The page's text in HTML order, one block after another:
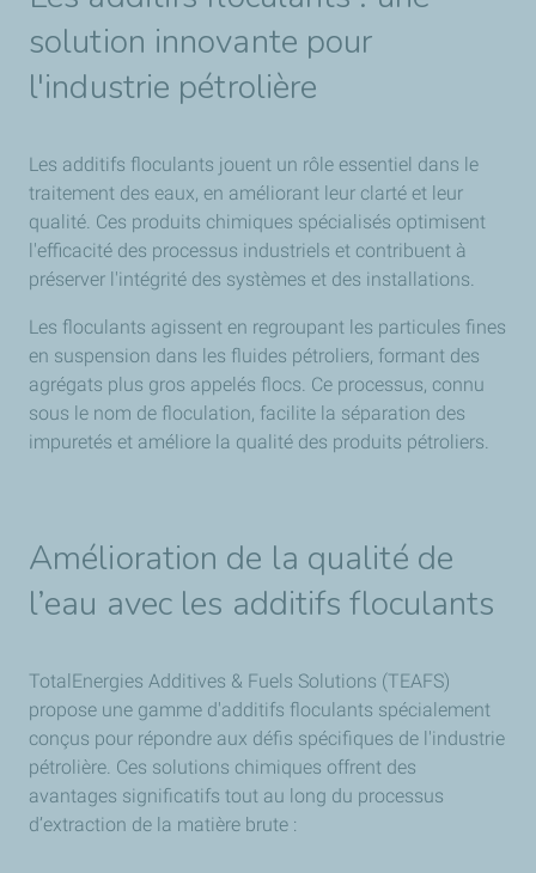
solution innovante pour
l'industrie pétrolière
Les additifs floculants jouent un rôle essentiel dans le
traitement des eaux, en améliorant leur clarté et leur
qualité. Ces produits chimiques spécialisés optimisent
l'efficacité des processus industriels et contribuent à
préserver l'intégrité des systèmes et des installations.
Les floculants agissent en regroupant les particules fines
en suspension dans les fluides pétroliers, formant des
agrégats plus gros appelés flocs. Ce processus, connu
sous le nom de floculation, facilite la séparation des
impuretés et améliore la qualité des produits pétroliers.
Amélioration de la qualité de
l’eau avec les additifs floculants
TotalEnergies Additives & Fuels Solutions (TEAFS)
propose une gamme d'additifs floculants spécialement
conçus pour répondre aux défis spécifiques de l'industrie
pétrolière. Ces solutions chimiques offrent des
avantages significatifs tout au long du processus
d’extraction de la matière brute :